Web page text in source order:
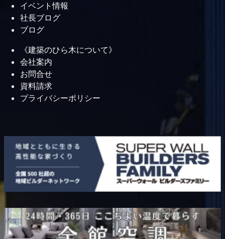
イベント情報
社長ブログ
ブログ
《建築のひら木について》
会社案内
お問合せ
資料請求
プライバシーポリシー